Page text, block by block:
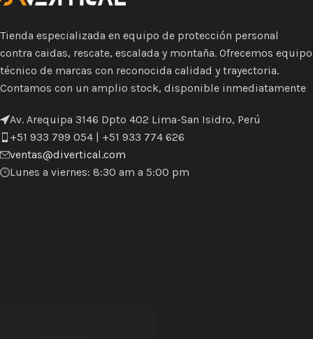
Tienda especializada en equipo de protección personal
contra caidas, rescate, escalada y montaña. Ofrecemos equipo
técnico de marcas con reconocida calidad y trayectoria.
Contamos con un amplio stock, disponible inmediatamente
Av. Arequipa 3146 Dpto 402 Lima-San Isidro, Perú
+51 933 799 054 | +51 933 774 626
ventas@divertical.com
Lunes a viernes: 8:30 am a 5:00 pm